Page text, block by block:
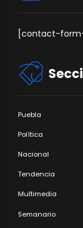
[contact-form-
Puebla
Política
Nacional
Tendencia
Multimedia
Semanario